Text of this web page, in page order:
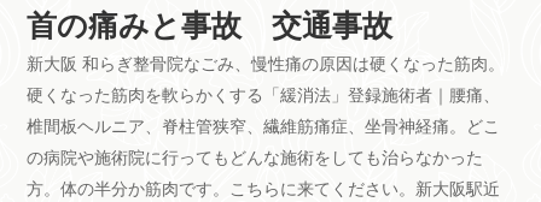
首の痛みと事故 交通事故
新大阪 和らぎ整骨院なごみ、慢性痛の原因は硬くなった筋肉。
硬くなった筋肉を軟らかくする「緩消法」登録施術者｜腰痛、
椎間板ヘルニア、脊柱管狭窄、繊維筋痛症、坐骨神経痛。どこ
の病院や施術院に行ってもどんな施術をしても治らなかった
方。体の半分か筋肉です。こちらに来てください。新大阪駅近